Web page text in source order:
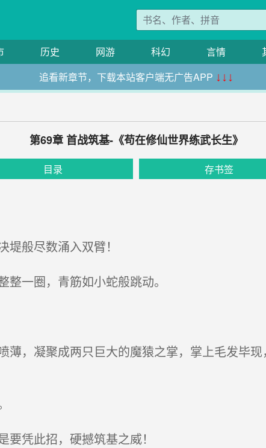
历史 网游 科幻 言情
追看新章节，下载本站客户端无广告APP ↓↓↓
第69章 首战筑基-《苟在修仙世界练武长生》
目录 存书签
般尽数涌入双臂！
一圈，青筋如小蛇般跳动。
，凝聚成两只巨大的魔猿之掌，掌上毛发毕
凭此招，硬撼筑基之威！